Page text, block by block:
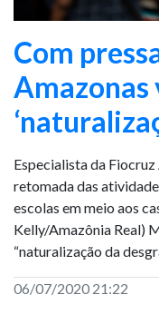
Com
Amazonas
Especialista da
retomada das
escolas em meio aos
Kelly/Amazônia Real)
“naturalização da
06/07/2020 21:22